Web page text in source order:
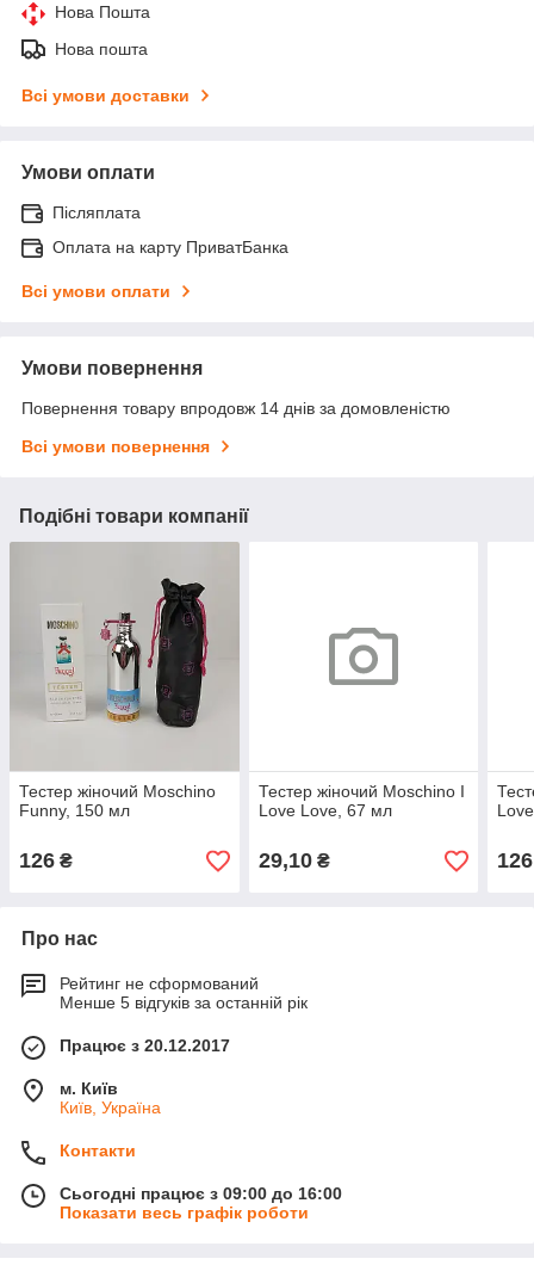
Нова Пошта
Нова пошта
Всі умови доставки
Умови оплати
Післяплата
Оплата на карту ПриватБанка
Всі умови оплати
Умови повернення
Повернення товару впродовж 14 днів за домовленістю
Всі умови повернення
Подібні товари компанії
Тестер жіночий Moschino
Funny, 150 мл
126 ₴
Тестер жіночий Moschino I
Love Love, 67 мл
29,10₴ 126
Про нас
Рейтинг не сформований
Менше 5 відгуків за останній рік
Працює з 20.12.2017
м. Київ
Київ, Україна
Контакти
Сьогодні працює з 09:00 до 16:00
Показати весь графік роботи